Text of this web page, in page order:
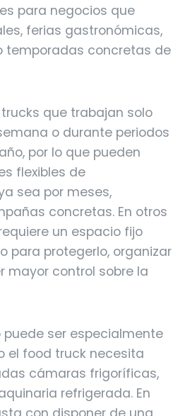
para negocios que
ferias gastronómicas,
temporadas concretas de
que trabajan solo
o durante periodos
por lo que pueden
flexibles de
sea por meses,
concretas. En otros
un espacio fijo
para protegerlo, organizar
mayor control sobre la
puede ser especialmente
el food truck necesita
cámaras frigoríficas,
refrigerada. En